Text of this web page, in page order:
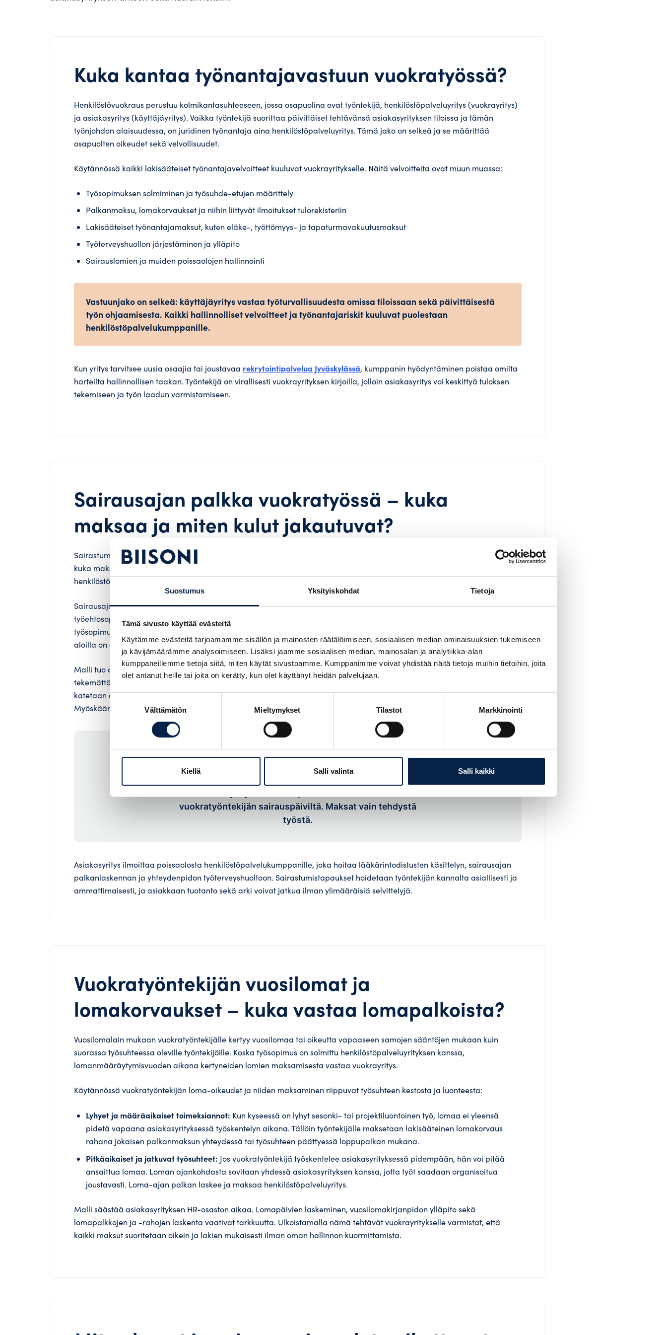
Suostumus Yksityiskohdat Tietoja
Tämä sivusto käyttää evästeitä
Käytämme evästeitä tarjoamamme sisällön ja mainosten räätälöimiseen, sosiaalisen median ominaisuuksien tukemiseen
ja kävijämäärämme analysoimiseen. Lisäksi jaamme sosiaalisen median, mainosalan ja analytiikka-alan
kumppaneillemme tietoja siitä, miten käytät sivustoamme. Kumppanimme voivat yhdistää näitä tietoja muihin tietoihin, joita
olet antanut heille tai joita on kerätty, kun olet käyttänyt heidän palvelujaan.
Suostumuksen
valinta
Välttämätön Mieltymykset Tilastot Markkinointi
Kiellä Salli valinta Salli kaikki
Kuka kantaa työnantajavastuun vuokratyössä?
Henkilöstövuokraus perustuu kolmikantasuhteeseen, jossa osapuolina ovat työntekijä, henkilöstöpalveluyritys (vuokrayritys)
ja asiakasyritys (käyttäjäyritys). Vaikka työntekijä suorittaa päivittäiset tehtävänsä asiakasyrityksen tiloissa ja tämän
työnjohdon alaisuudessa, on juridinen työnantaja aina henkilöstöpalveluyritys. Tämä jako on selkeä ja se määrittää
osapuolten oikeudet sekä velvollisuudet.
Käytännössä kaikki lakisääteiset työnantajavelvoitteet kuuluvat vuokrayritykselle. Näitä velvoitteita ovat muun muassa:
Työsopimuksen solmiminen ja työsuhde-etujen määrittely
Palkanmaksu, lomakorvaukset ja niihin liittyvät ilmoitukset tulorekisteriin
Lakisääteiset työnantajamaksut, kuten eläke-, työttömyys- ja tapaturmavakuutusmaksut
Työterveyshuollon järjestäminen ja ylläpito
Sairauslomien ja muiden poissaolojen hallinnointi
Vastuunjako on selkeä: käyttäjäyritys vastaa työturvallisuudesta omissa tiloissaan sekä päivittäisestä
työn ohjaamisesta. Kaikki hallinnolliset velvoitteet ja työnantajariskit kuuluvat puolestaan
henkilöstöpalvelukumppanille.
Kun yritys tarvitsee uusia osaajia tai joustavaa rekrytointipalvelua Jyväskylässä, kumppanin hyödyntäminen poistaa omilta
harteilta hallinnollisen taakan. Työntekijä on virallisesti vuokrayrityksen kirjoilla, jolloin asiakasyritys voi keskittyä tuloksen
tekemiseen ja työn laadun varmistamiseen.
Sairausajan palkka vuokratyössä – kuka
maksaa ja miten kulut jakautuvat?
Sairastuminen on inhimillistä, ja poissaoloja sattuu jokaisella toimialalla. Vuokratyösuhteessa herää usein kysymys siitä,
kuka maksaa työntekijän palkan sairausloman ajalta. Koska vuokratyöntekijän työsopimus on tehty
henkilöstöpalveluyrityksen kanssa, sairausajan palkanmaksusta vastaa aina vuokrayritys.
Sairausajan palkanmaksuvelvollisuus määräytyy työsopimuslain ja kyseiseen työsuhteeseen sovellettavan
työehtosopimuksen (TES) mukaisesti. Yleensä työnantaja maksaa täyden palkan ensimmäisten sairauspäivien ajalta
työsopimuslain tai työehtosopimuksen mukaan, minkä jälkeen vastuu siirtyy Kelan sairauspäivärahajärjestelmälle. Koska eri
aloilla on omat käytäntönsä, sovellettava työehtosopimus määrittää tarkat palkanmaksun ehdot.
Malli tuo asiakasyritykselle huomattavaa taloudellista turvaa. Työntekijän sairastuessa asiakasyritys ei maksa
tekemättömistä työtunneista. Kaikki sairausajan palkkakulut ja lakisääteiset sivukulut jäävät vuokrayrityksen vastuulle. Kulut
katetaan osana palvelun veloituskerrointa, jolloin riski on ulkoistettu kokonaan ja budjetointi pysyy ennakoitavana.
Myöskään poissaolojen hallinnointi- tai hallinnollisiin kuluihin ei kulu yrityksen omia työtunteja.
0 €
vuokratyöntekijän sairauspäiviltä. Maksat vain tehdystä
työstä.
Asiakasyritys ilmoittaa poissaolosta henkilöstöpalvelukumppanille, joka hoitaa lääkärintodistusten käsittelyn, sairausajan
palkanlaskennan ja yhteydenpidon työterveyshuoltoon. Sairastumistapaukset hoidetaan työntekijän kannalta asiallisesti ja
ammattimaisesti, ja asiakkaan tuotanto sekä arki voivat jatkua ilman ylimääräisiä selvittelyjä.
Vuokratyöntekijän vuosilomat ja
lomakorvaukset – kuka vastaa lomapalkoista?
Vuosilomalain mukaan vuokratyöntekijälle kertyy vuosilomaa tai oikeutta vapaaseen samojen sääntöjen mukaan kuin
suorassa työsuhteessa oleville työntekijöille. Koska työsopimus on solmittu henkilöstöpalveluyrityksen kanssa,
lomanmääräytymisvuoden aikana kertyneiden lomien maksamisesta vastaa vuokrayritys.
Käytännössä vuokratyöntekijän loma-oikeudet ja niiden maksaminen riippuvat työsuhteen kestosta ja luonteesta:
Lyhyet ja määräaikaiset toimeksiannot: Kun kyseessä on lyhyt sesonki- tai projektiluontoinen työ, lomaa ei yleensä
pidetä vapaana asiakasyrityksessä työskentelyn aikana. Tällöin työntekijälle maksetaan lakisääteinen lomakorvaus
rahana jokaisen palkanmaksun yhteydessä tai työsuhteen päättyessä loppupalkan mukana.
Pitkäaikaiset ja jatkuvat työsuhteet: Jos vuokratyöntekijä työskentelee asiakasyrityksessä pidempään, hän voi pitää
ansaittua lomaa. Loman ajankohdasta sovitaan yhdessä asiakasyrityksen kanssa, jotta työt saadaan organisoitua
joustavasti. Loma-ajan palkan laskee ja maksaa henkilöstöpalveluyritys.
Malli säästää asiakasyrityksen HR-osaston aikaa. Lomapäivien laskeminen, vuosilomakirjanpidon ylläpito sekä
lomapalkkojen ja -rahojen laskenta vaativat tarkkuutta. Ulkoistamalla nämä tehtävät vuokrayritykselle varmistat, että
kaikki maksut suoritetaan oikein ja lakien mukaisesti ilman oman hallinnon kuormittamista.